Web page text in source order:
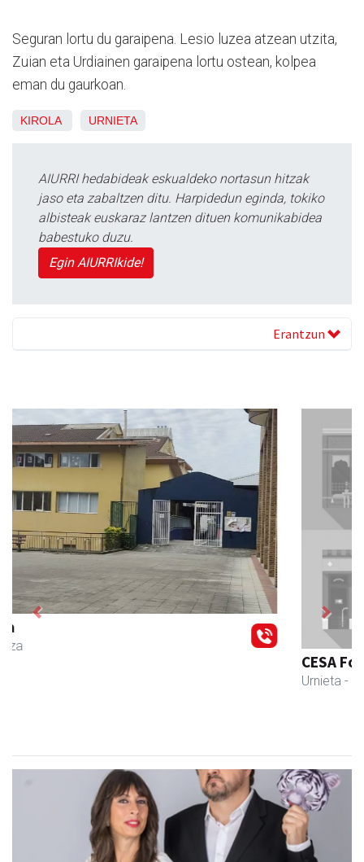
Seguran lortu du garaipena. Lesio luzea atzean utzita,
Zuian eta Urdiainen garaipena lortu ostean, kolpea
eman du gaurkoan.
KIROLA URNIETA
AIURRI hedabideak eskualdeko nortasun hitzak
jaso eta zabaltzen ditu. Harpidedun eginda, tokiko
albisteak euskaraz lantzen dituen komunikabidea
babestuko duzu.
Egin AIURRIkide!
Erantzun
Previous Next